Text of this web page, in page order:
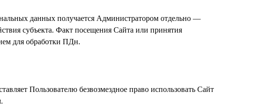
данных получается Администратором отдельно —
субъекта. Факт посещения Сайта или принятия
для обработки ПДн.
Пользователю безвозмездное право использовать Сайт